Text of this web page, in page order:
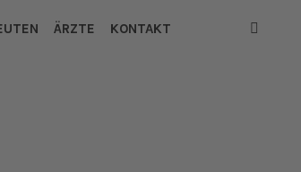
ÄRZTE KONTAKT